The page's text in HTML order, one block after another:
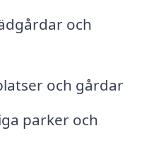
och
och gårdar
parker och